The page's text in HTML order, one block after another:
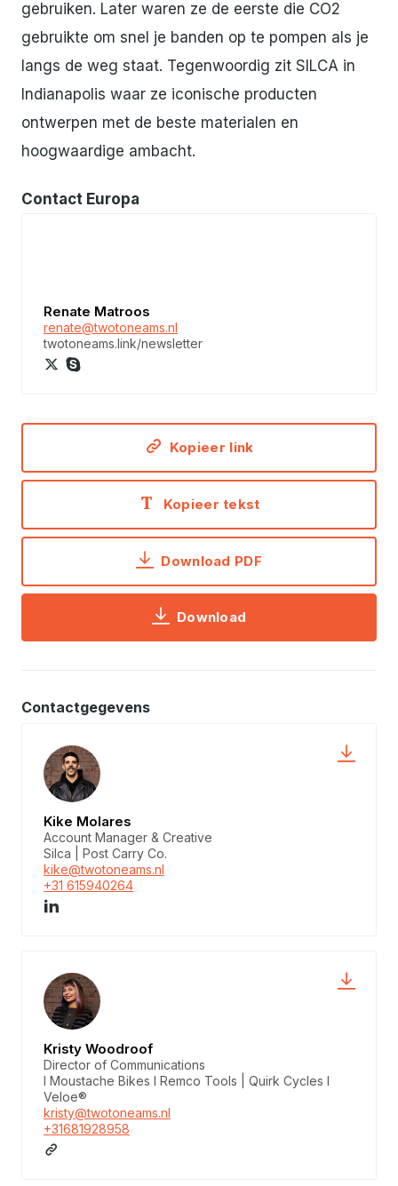
gebruiken. Later waren ze de eerste die CO2
gebruikte om snel je banden op te pompen als je
langs de weg staat. Tegenwoordig zit SILCA in
Indianapolis waar ze iconische producten
ontwerpen met de beste materialen en
hoogwaardige ambacht.
Contact Europa
Renate Matroos
renate@twotoneams.nl
twotoneams.link/newsletter
Kopieer link
Kopieer tekst
Download PDF
Download
Contactgegevens
Kike Molares
Account Manager & Creative
Silca | Post Carry Co.
kike@twotoneams.nl
+31 615940264
Kristy Woodroof
Director of Communications
I Moustache Bikes I Remco Tools | Quirk Cycles I
Veloe®
kristy@twotoneams.nl
+31681928958